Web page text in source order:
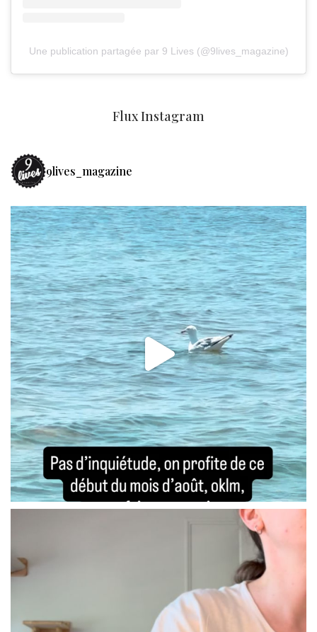
Une publication partagée par 9 Lives (@9lives_magazine)
Flux Instagram
9lives_magazine